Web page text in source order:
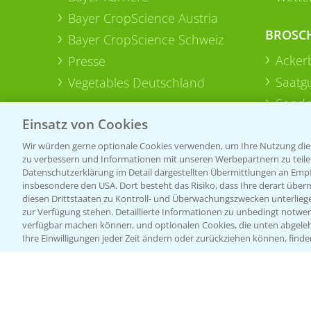
Bayer CropScience Austria
Bayer CropScience Schweiz
Presse
Vegetables Deutschland
Einsatz von Cookies
Wir würden gerne optionale Cookies verwenden, um Ihre Nutzung
zu verbessern und Informationen mit unseren Werbepartnern zu
Datenschutzerklärung im Detail dargestellten Übermittlungen an
insbesondere den USA. Dort besteht das Risiko, dass Ihre derart
diesen Drittstaaten zu Kontroll- und Überwachungszwecken
zur Verfügung stehen. Detaillierte Informationen zu unbedingt
verfügbar machen können, und optionalen Cookies, die unten
Ihre Einwilligungen jeder Zeit ändern oder zurückziehen können,